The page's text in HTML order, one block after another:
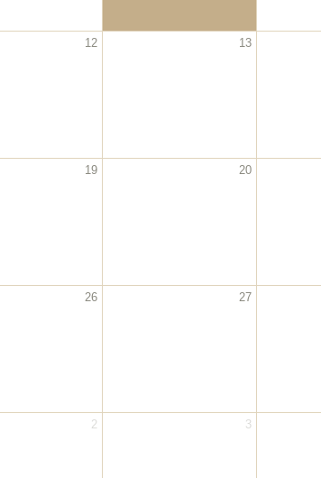
12 13
19 20
26 27
2 3